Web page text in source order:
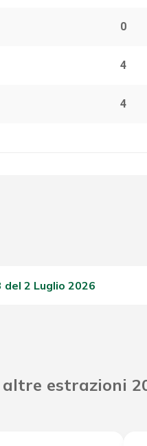
0
4
4
2 Luglio 2026
estrazioni